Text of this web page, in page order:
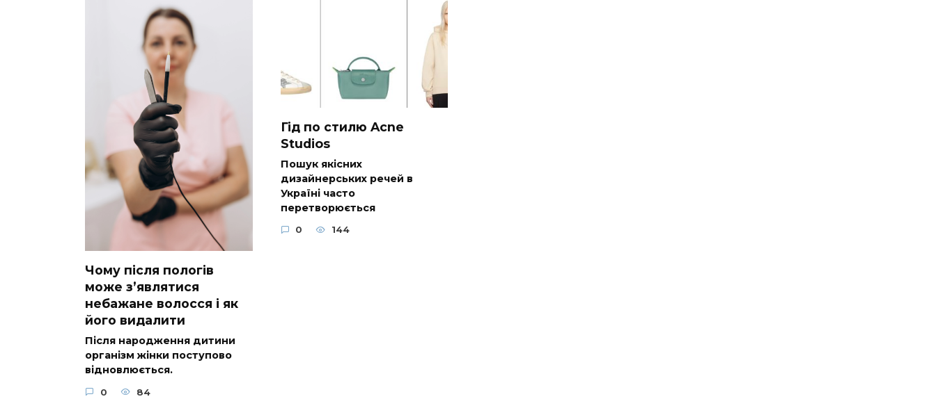
Чому після пологів
може з’являтися
небажане волосся і як
його видалити
Після народження дитини
організм жінки поступово
відновлюється.
0 84
Гід по стилю Acne
Studios
Пошук якісних
дизайнерських речей в
Україні часто
перетворюється
0 144